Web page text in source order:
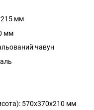
мм
мм
чавун
570х370х210 мм